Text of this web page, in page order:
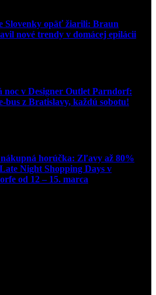
Slovenky opäť žiarili: Braun
nové trendy v domácej epilácii
noc v Designer Outlet Parndorf:
bus z Bratislavy, každú sobotu!
horúčka: Zľavy až 80%
Night Shopping Days v
od 12 – 15. marca